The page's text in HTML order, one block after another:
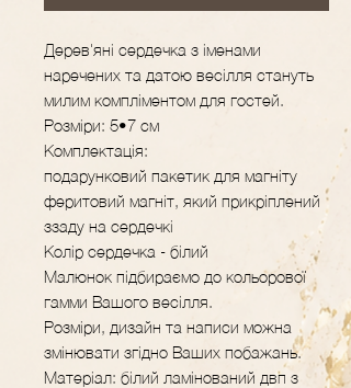
Дерев'яні сердечка з іменами
наречених та датою весілля стануть
милим компліментом для гостей.
Розміри: 5•7 см
Комплектація:
подарунковий пакетик для магніту
феритовий магніт, який прикріплений
ззаду на сердечкі
Колір сердечка - білий
Малюнок підбираємо до кольорової
гамми Вашого весілля.
Розміри, дизайн та написи можна
змінювати згідно Ваших побажань.
Матеріал: білий ламінований двп з